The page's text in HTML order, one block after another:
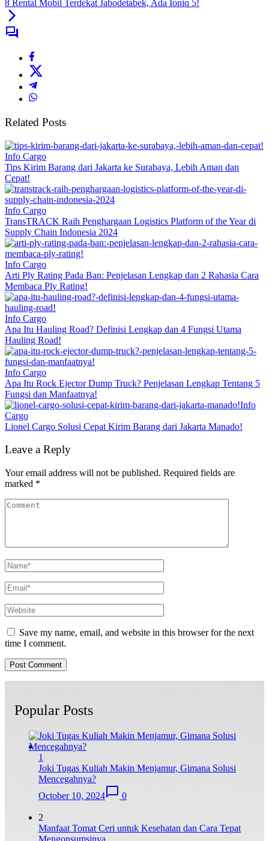
8 Rental Mobil Terdekat Jabodetabek, Ada Ioniq 5!
Related Posts
Info Cargo
Tips Kirim Barang dari Jakarta ke Surabaya, Lebih Aman dan
Cepat!
Info Cargo
TransTRACK Raih Penghargaan Logistics Platform of the Year di
Supply Chain Indonesia 2024
Info Cargo
Arti Ply Rating Pada Ban: Penjelasan Lengkap dan 2 Rahasia Cara
Membaca Ply Rating!
Info Cargo
Apa Itu Hauling Road? Definisi Lengkap dan 4 Fungsi Utama
Hauling Road!
Info Cargo
Apa Itu Rock Ejector Dump Truck? Penjelasan Lengkap Tentang 5
Fungsi dan Manfaatnya!
Info
Cargo
Lionel Cargo Solusi Cepat Kirim Barang dari Jakarta Manado!
Leave a Reply
Your email address will not be published. Required fields are
marked *
Save my name, email, and website in this browser for the next
time I comment.
Popular Posts
1
Joki Tugas Kuliah Makin Menjamur, Gimana Solusi
Mencegahnya?
October 10, 2024
0
2
Manfaat Tomat Ceri untuk Kesehatan dan Cara Tepat
Mengonsumsinya